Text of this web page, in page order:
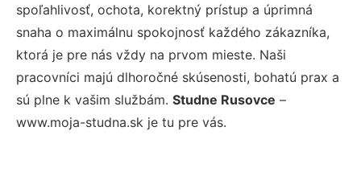
spoľahlivosť, ochota, korektný prístup a úprimná
snaha o maximálnu spokojnosť každého zákazníka,
ktorá je pre nás vždy na prvom mieste. Naši
pracovníci majú dlhoročné skúsenosti, bohatú prax a
sú plne k vašim službám. Studne Rusovce –
www.moja-studna.sk je tu pre vás.